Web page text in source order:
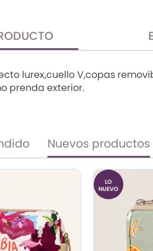
lurex,cuello V,copas
prenda exterior.
Nuevos productos
LO
NUEVO